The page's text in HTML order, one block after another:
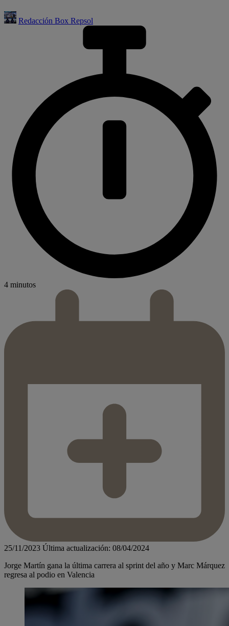
Redacción Box Repsol
4 minutos
25/11/2023 Última actualización: 08/04/2024
Jorge Martín gana la última carrera al sprint del año y Marc Márquez
regresa al podio en Valencia